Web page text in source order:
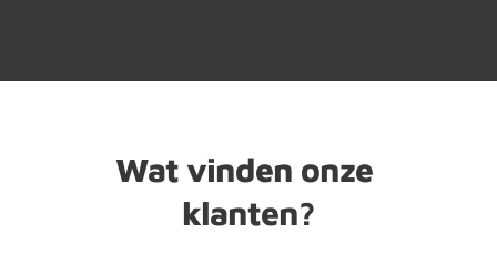
Wat vinden onze
klanten?